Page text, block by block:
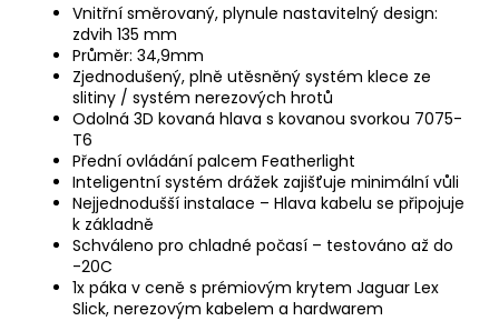
Vnitřní směrovaný, plynule nastavitelný design:
zdvih 135 mm
Průměr: 34,9mm
Zjednodušený, plně utěsněný systém klece ze
slitiny / systém nerezových hrotů
Odolná 3D kovaná hlava s kovanou svorkou 7075-
T6
Přední ovládání palcem Featherlight
Inteligentní systém drážek zajišťuje minimální vůli
Nejjednodušší instalace – Hlava kabelu se připojuje
k základně
Schváleno pro chladné počasí – testováno až do
-20C
1x páka v ceně s prémiovým krytem Jaguar Lex
Slick, nerezovým kabelem a hardwarem